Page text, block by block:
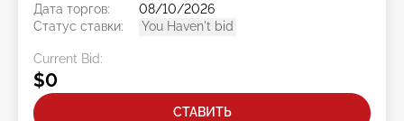
Дата торгов:
08/10/2026
Статус ставки:
You Haven't bid
Current Bid:
$0
СТАВИТЬ